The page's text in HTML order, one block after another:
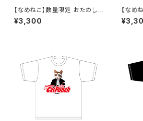
【なめねこ】数量限定 おたのし
み企画！なくなり次第終了 な
めねこ（なめんなよ）Tシャツ （B
¥3,300
【なめ
み企画
めねこ